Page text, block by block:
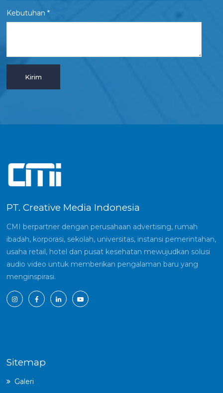
Kebutuhan *
PT. Creative Media Indonesia
CMI berpartner dengan perusahaan advertising, rumah
ibadah, korporasi, sekolah, universitas, instansi pemerintahan,
usaha retail, hotel dan pusat kesehatan mewujudkan solusi
audio video untuk memberikan pengalaman baru yang
menginspirasi.
Sitemap
Galeri